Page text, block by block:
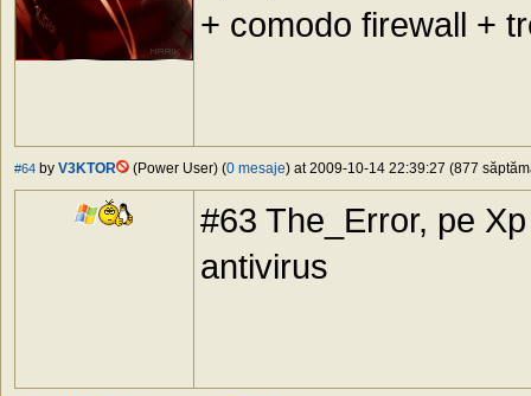
+ comodo firewall +
#64 by V3KTOR (Power User) (0 mesaje) at 2009-10-14 22:39:27 (877
#63 The_Error, pe
antivirus